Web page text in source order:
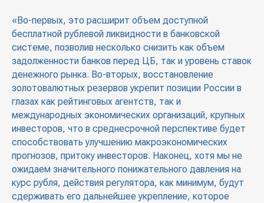
«Во-первых, это расширит объем доступной
бесплатной рублевой ликвидности в банковской
системе, позволив несколько снизить как объем
задолженности банков перед ЦБ, так и уровень ставок
денежного рынка. Во-вторых, восстановление
золотовалютных резервов укрепит позиции России в
глазах как рейтинговых агентств, так и
международных экономических организаций, крупных
инвесторов, что в среднесрочной перспективе будет
способствовать улучшению макроэкономических
прогнозов, притоку инвесторов. Наконец, хотя мы не
ожидаем значительного понижательного давления на
курс рубля, действия регулятора, как минимум, будут
сдерживать его дальнейшее укрепление, которое